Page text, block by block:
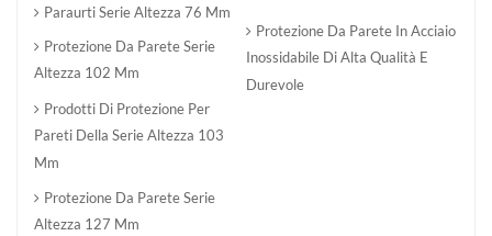
Paraurti Serie Altezza 76 Mm
Protezione Da Parete Serie
Altezza 102 Mm
Prodotti Di Protezione Per
Pareti Della Serie Altezza 103
Mm
Protezione Da Parete Serie
Altezza 127 Mm
Protezione Da Parete In Acciaio
Inossidabile Di Alta Qualità E
Durevole